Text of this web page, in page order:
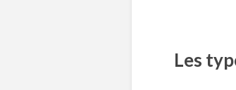
Les